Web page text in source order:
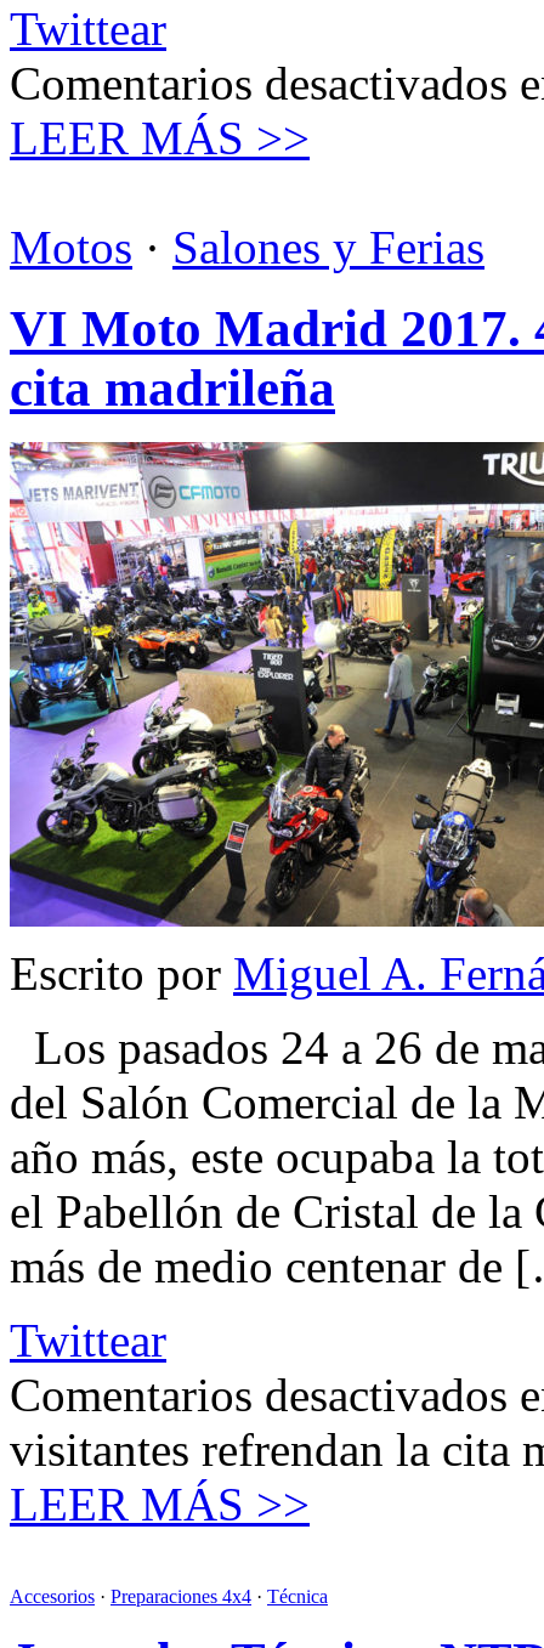
Twittear
Comentarios desactivados
LEER MÁS >>
Motos · Salones y Ferias
VI Moto Madrid 2017.
cita madrileña
Escrito por Miguel A.
Los pasados 24 a 26 de
del Salón Comercial de la
año más, este ocupaba la
el Pabellón de Cristal de la
más de medio centenar de
Twittear
Comentarios desactivados
visitantes refrendan la cita
LEER MÁS >>
Accesorios · Preparaciones 4x4 · Técnica